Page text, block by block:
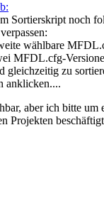
Sortierskript noch
wählbare
MFDL.cfg-
gleichzeitig zu
anklicken....
aber ich bitte
Projekten